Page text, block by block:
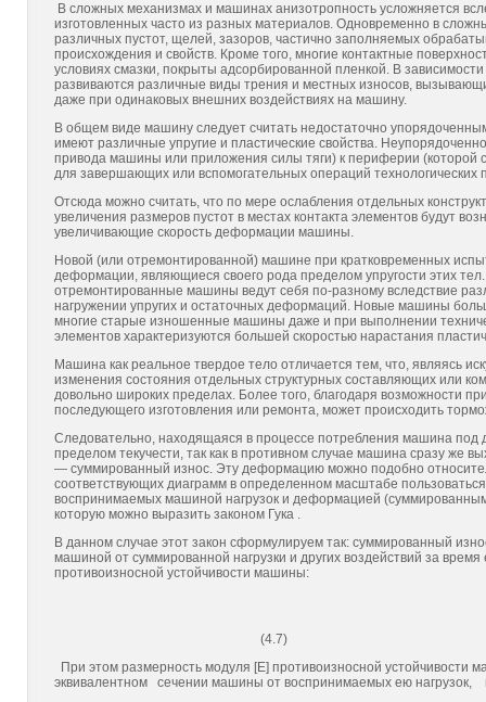
В сложных механизмах и машинах анизотропность услож­няется
изготовленных часто из разных материалов. Одновременно в
различных пустот, щелей, зазоров, частично заполняемых
происхождения и свойств. Кроме того, многие контактные
условиях смазки, покрыты адсорбированной пленкой. В
развиваются различные виды трения и местных износов,
даже при одинаковых внешних воздействиях на машину.
В общем виде машину следует считать недостаточно
имеют различные упругие и пластические свойства.
привода машины или прило­жения силы тяги) к периферии (которой
для завер­шающих или вспомогательных операций технологических
Отсюда можно считать, что по мере ослабления отдельных
увеличения размеров пустот в местах контак­та элементов будут
увеличивающие скорость деформации машины.
Новой (или отремонтированной) машине при кратковремен­ных
деформации, являющиеся своего рода пределом упру­гости этих
отремонтированные машины ведут себя по-разному вследствие
нагружении упругих и остаточных деформаций. Новые машины
многие старые изно­шенные машины даже и при выполнении
элементов характеризуются большей скоростью нарастания
Машина как реальное твердое тело отличается тем, что, являясь
изменения состояния отдельных структур­ных составляющих или
довольно широких пределах. Более того, благодаря возможности
последующего изготовле­ния или ремонта, может происходить
Следовательно, находящаяся в процессе потребления ма­шина под
пределом текучести, так как в противном случае машина сразу
— суммированный износ. Эту деформацию можно подобно
соответствующих диаграмм в определенном масштабе
воспринимаемых машиной нагрузок и деформацией
которую можно выразить законом Гука .
В данном случае этот закон сформулируем так: суммирован­ный
машиной от суммированной нагрузки и других воздействий за
противоизносной устойчивости машины:
(4.7)
При этом размерность модуля [Е] противоизносной
эквивалентном сечении машины от воспринимаемых ею на­грузок,